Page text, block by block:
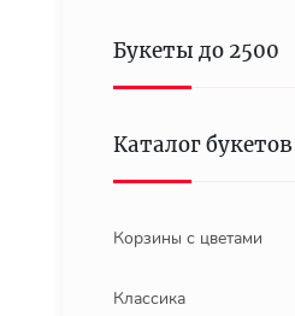
Букеты до 2500
Каталог букетов
Корзины с цветами
Классика